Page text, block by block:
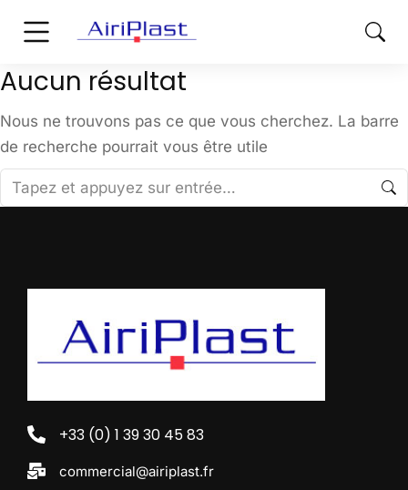
Aucun résultat
Nous ne trouvons pas ce que vous cherchez. La barre
de recherche pourrait vous être utile
+33 (0) 1 39 30 45 83
commercial@airiplast.fr